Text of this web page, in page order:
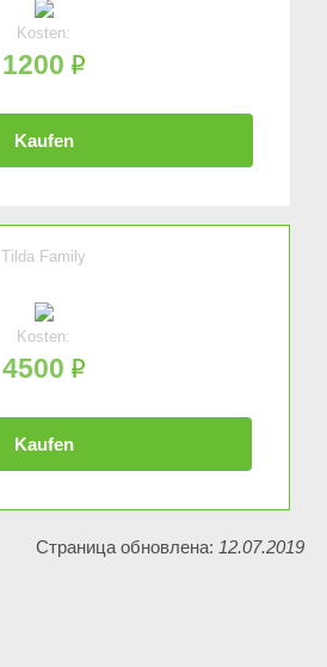
Kosten:
1200
Kaufen
Tilda Family
Kosten:
4500
Kaufen
Страница обновлена: 12.07.2019